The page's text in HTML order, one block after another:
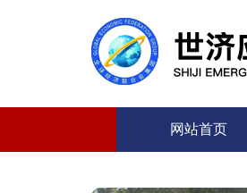
网站首页